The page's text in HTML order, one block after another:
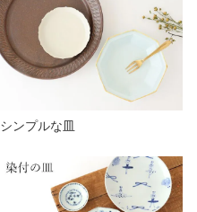
シンプルな皿